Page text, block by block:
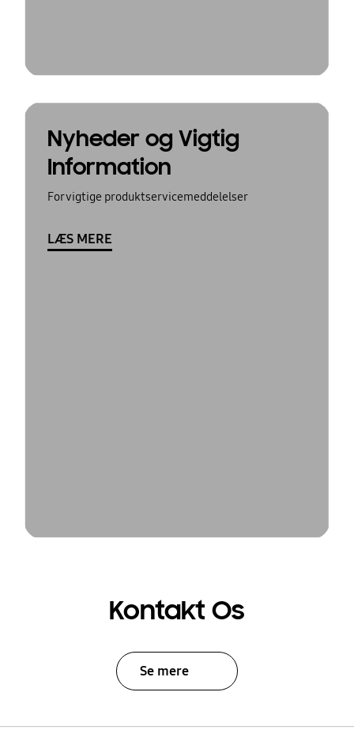
Nyheder og Vigtig
Information
For vigtige produktservicemeddelelser
LÆS MERE
Kontakt Os
Se mere